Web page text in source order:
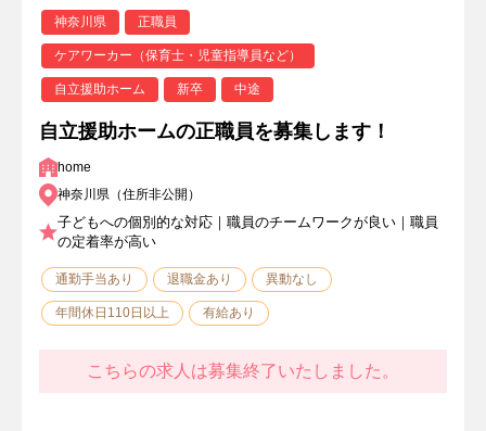
神奈川県 正職員
ケアワーカー（保育士・児童指導員など）
自立援助ホーム 新卒 中途
自立援助ホームの正職員を募集します！
home
神奈川県（住所非公開）
子どもへの個別的な対応｜職員のチームワークが良い｜職員
の定着率が高い
通勤手当あり 退職金あり 異動なし
年間休日110日以上 有給あり
こちらの求人は募集終了いたしました。